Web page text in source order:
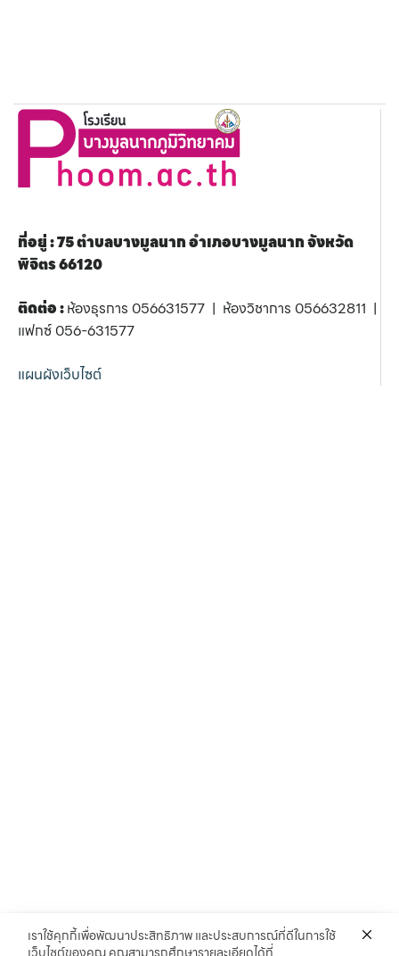
ที่อยู่ : 75 ตำบลบางมูลนาก อำเภอบางมูลนาก จังหวัด
พิจิตร 66120
ติดต่อ :ห้องธุรการ 056631577 | ห้องวิชาการ 056632811 |
แฟกซ์ 056-631577
แผนผังเว็บไซต์
เราใช้คุกกี้เพื่อพัฒนาประสิทธิภาพ และประสบการณ์ที่ดีในการใช้